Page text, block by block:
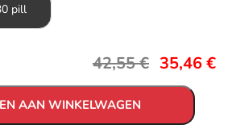
pill
42,55€ 35,46€
AAN WINKELWAGEN